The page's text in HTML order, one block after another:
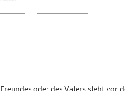
oder des Vaters steht vor